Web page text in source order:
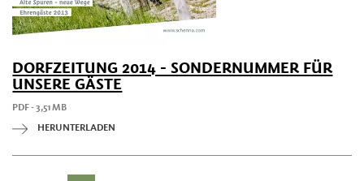
DORFZEITUNG 2014 - SONDERNUMMER FÜR
UNSERE GÄSTE
PDF - 3,51 MB
HERUNTERLADEN